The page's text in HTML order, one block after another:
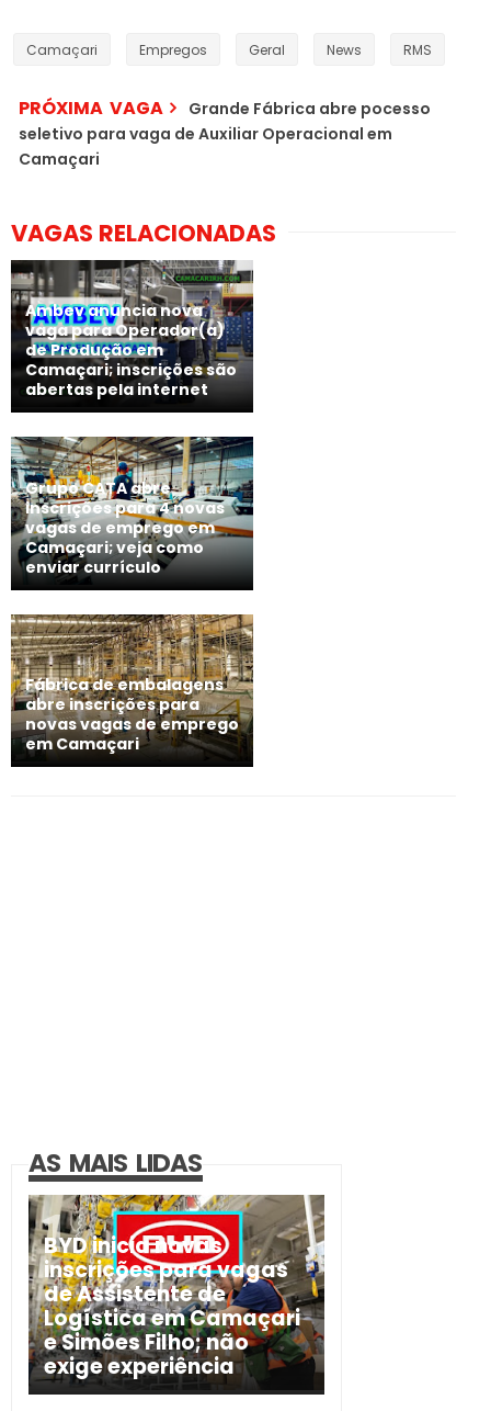
Camaçari Empregos Geral News RMS
PRÓXIMA VAGA
Grande Fábrica abre pocesso
seletivo para vaga de Auxiliar Operacional em
Camaçari
VAGAS RELACIONADAS
Ambev anuncia nova
vaga para Operador(a)
de Produção em
Camaçari; inscrições são
abertas pela internet
Grupo CATA abre
inscrições para 4 novas
vagas de emprego em
Camaçari; veja como
enviar currículo
Fábrica de embalagens
abre inscrições para
novas vagas de emprego
em Camaçari
AS MAIS LIDAS
BYD inicia novas
inscrições para vagas
de Assistente de
Logística em Camaçari
e Simões Filho; não
exige experiência